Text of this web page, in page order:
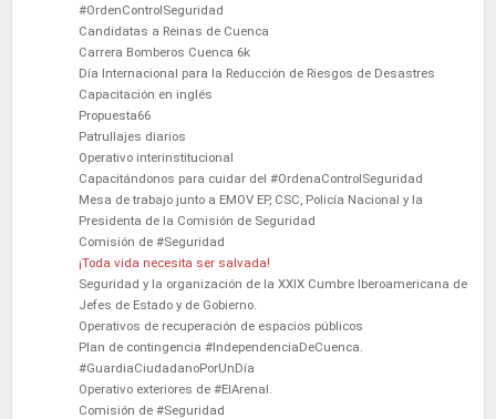
#OrdenControlSeguridad
Candidatas a Reinas de Cuenca
Carrera Bomberos Cuenca 6k
Día Internacional para la Reducción de Riesgos de Desastres
Capacitación en inglés
Propuesta66
Patrullajes diarios
Operativo interinstitucional
Capacitándonos para cuidar del #OrdenaControlSeguridad
Mesa de trabajo junto a EMOV EP, CSC, Policía Nacional y la
Presidenta de la Comisión de Seguridad
Comisión de #Seguridad
¡Toda vida necesita ser salvada!
Seguridad y la organización de la XXIX Cumbre Iberoamericana de
Jefes de Estado y de Gobierno.
Operativos de recuperación de espacios públicos
Plan de contingencia #IndependenciaDeCuenca.
#GuardiaCiudadanoPorUnDía
Operativo exteriores de #ElArenal.
Comisión de #Seguridad